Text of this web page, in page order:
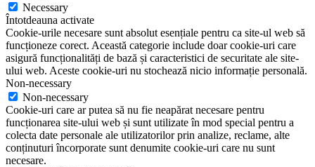
Necessary
Întotdeauna activate
Cookie-urile necesare sunt absolut esențiale pentru ca site-ul web să
funcționeze corect. Această categorie include doar cookie-uri care
asigură funcționalități de bază și caracteristici de securitate ale site-
ului web. Aceste cookie-uri nu stochează nicio informație personală.
Non-necessary
Non-necessary
Cookie-uri care ar putea să nu fie neapărat necesare pentru
funcționarea site-ului web și sunt utilizate în mod special pentru a
colecta date personale ale utilizatorilor prin analize, reclame, alte
conținuturi încorporate sunt denumite cookie-uri care nu sunt
necesare.